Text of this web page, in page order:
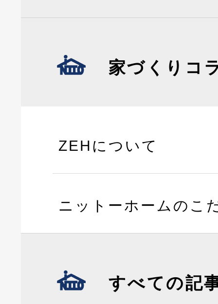
家づくりコ
ZEHについて
ニットーホームのこ
すべての記